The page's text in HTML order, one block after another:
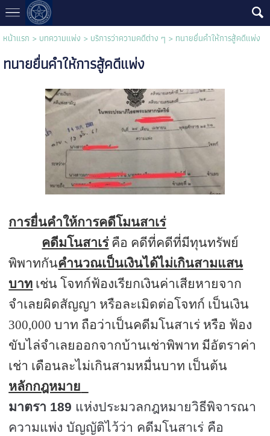
หน้าแรก > บทความแพ่ง > บริการว่าความคดีต่าง ๆ > ทนายยื่นคำให้การสู้คดีแพ่ง
ทนายยื่นคำให้การสู้คดีแพ่ง
การยื่นคำให้การคดีโมนสาเร่
คดีมโนสาเร่คือ คดีที่คดีที่มีทุนทรัพย์
พิพาทกันคำนวณเป็นเงินได้ไม่เกินสามแสน
บาท เช่น โจทก์ฟ้องเรียกเงินค่าเสียหายจาก
จำเลยผิดสัญญา หรือละเมิดต่อโจทก์ เป็นเงิน
300,000 บาท ถือว่าเป็นคดีมโนสาเร่ หรือ ฟ้อง
ขับไล่จำเลยออกจากบ้านเช่าพิพาท มีอัตราค่า
เช่า เดือนละไม่เกินสามหมื่นบาท เป็นต้น
หลักกฎหมาย
มาตรา 189 แห่งประมวลกฎหมายวิธีพิจารณา
ความแพ่ง บัญญัติไว้ว่า คดีมโนสาเร่ คือ